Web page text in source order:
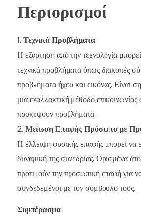
Περιορισμοί
Τεχνικά Προβλήματα
Η εξάρτηση από την τεχνολογία
τεχνικά προβλήματα όπως διακοπές
προβλήματα ήχου και εικόνας. Είναι
μια εναλλακτική μέθοδο
προκύψουν προβλήματα.
Μείωση Επαφής Πρόσωπο με
Η έλλειψη φυσικής επαφής μπορεί να
δυναμική της συνεδρίας. Ορισμένα
προτιμούν την προσωπική επαφή για
συνδεδεμένοι με τον σύμβουλο τους.
Συμπέρασμα